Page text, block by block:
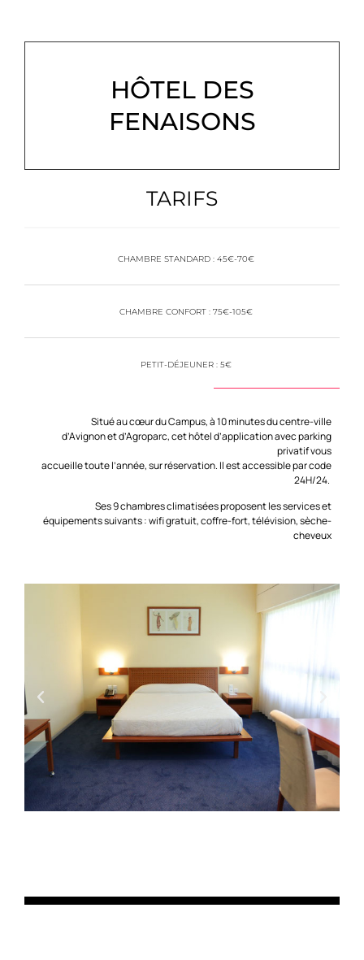
HÔTEL DES
FENAISONS​
TARIFS
CHAMBRE STANDARD : 45€-70€
CHAMBRE CONFORT : 75€-105€
PETIT-DÉJEUNER : 5€
Situé au cœur du Campus, à 10 minutes du centre-ville
d’Avignon et d’Agroparc, cet hôtel d’application avec parking
privatif vous
accueille toute l’année, sur réservation. Il est accessible par code
24H/24.
Ses 9 chambres climatisées proposent les services et
équipements suivants : wifi gratuit, coffre-fort, télévision, sèche-
cheveux